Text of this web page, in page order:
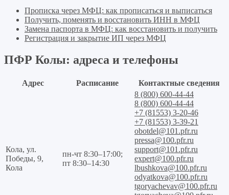
Прописка через МФЦ: как прописаться и выписаться
Получить, поменять и восстановить ИНН в МФЦ
Замена паспорта в МФЦ: как восстановить и получить
Регистрация и закрытие ИП через МФЦ
ПФР Колы: адреса и телефоны
Адрес Расписание Контактные сведения
Кола, ул.
Победы, 9,
Кола
пн-чт 8:30–17:00;
пт 8:30–14:30
8 (800) 600-44-44
8 (800) 600-44-44
+7 (81553) 3-20-46
+7 (81553) 3-39-21
obotdel@101.pfr.ru
pressa@100.pfr.ru
support@101.pfr.ru
expert@100.pfr.ru
lbushkova@100.pfr.ru
odyatkova@100.pfr.ru
tgoryachevav@100.pfr.ru